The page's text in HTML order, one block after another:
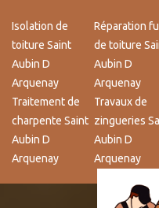
Isolation de
toiture Saint
Aubin D
Arquenay
Réparation
de toiture
Aubin D
Arquenay
Traitement de
charpente Saint
Aubin D
Arquenay
Travaux de
zingueries
Aubin D
Arquenay